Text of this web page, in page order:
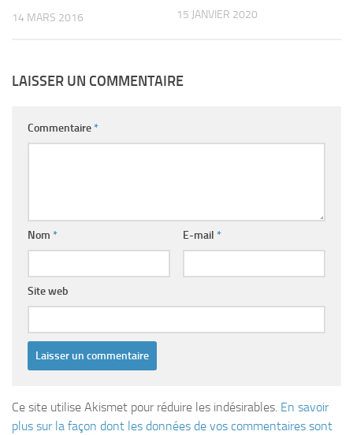
14 MARS 2016 15 JANVIER 2020
LAISSER UN COMMENTAIRE
Commentaire*
Nom * E-mail *
Site web
Ce site utilise Akismet pour réduire les indésirables. En savoir
plus sur la façon dont les données de vos commentaires sont